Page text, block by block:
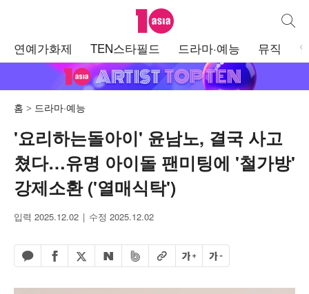
텐아시아 통합
연예가화제 TEN스타필드 드라마·예능 뮤직
홈 드라마·예능
'요리하는돌아이' 윤남노, 결국 사고
쳤다…유명 아이돌 팬미팅에 '철가방'
강제소환 ('열매식탁')
입력 2025.12.02 수정 2025.12.02
카카오톡 공유하기
페이스북 공유하기
엑스 공유하기
네이버 공유하기
밴드 공유하기
URL복사글자 크게글자 작게